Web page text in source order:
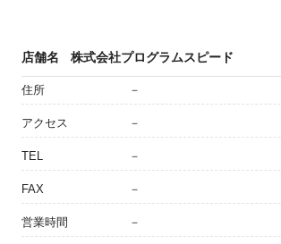
店舗名 株式会社プログラムスピード
住所 －
アクセス －
TEL －
FAX －
営業時間 －